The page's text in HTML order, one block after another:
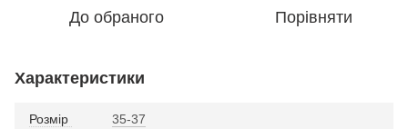
До обраного Порівняти
Характеристики
Розмір 35-37